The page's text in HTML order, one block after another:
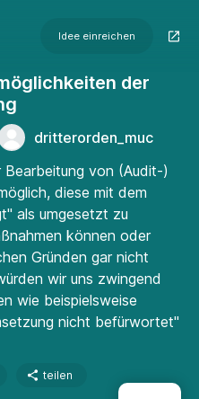
Idee einreichen
der
dritterorden_muc
Bearbeitung von (Audit-)
diese mit dem
als umgesetzt zu
können oder
Gründen gar nicht
wir uns zwingend
wie beispielsweise
nicht befürwortet"
teilen